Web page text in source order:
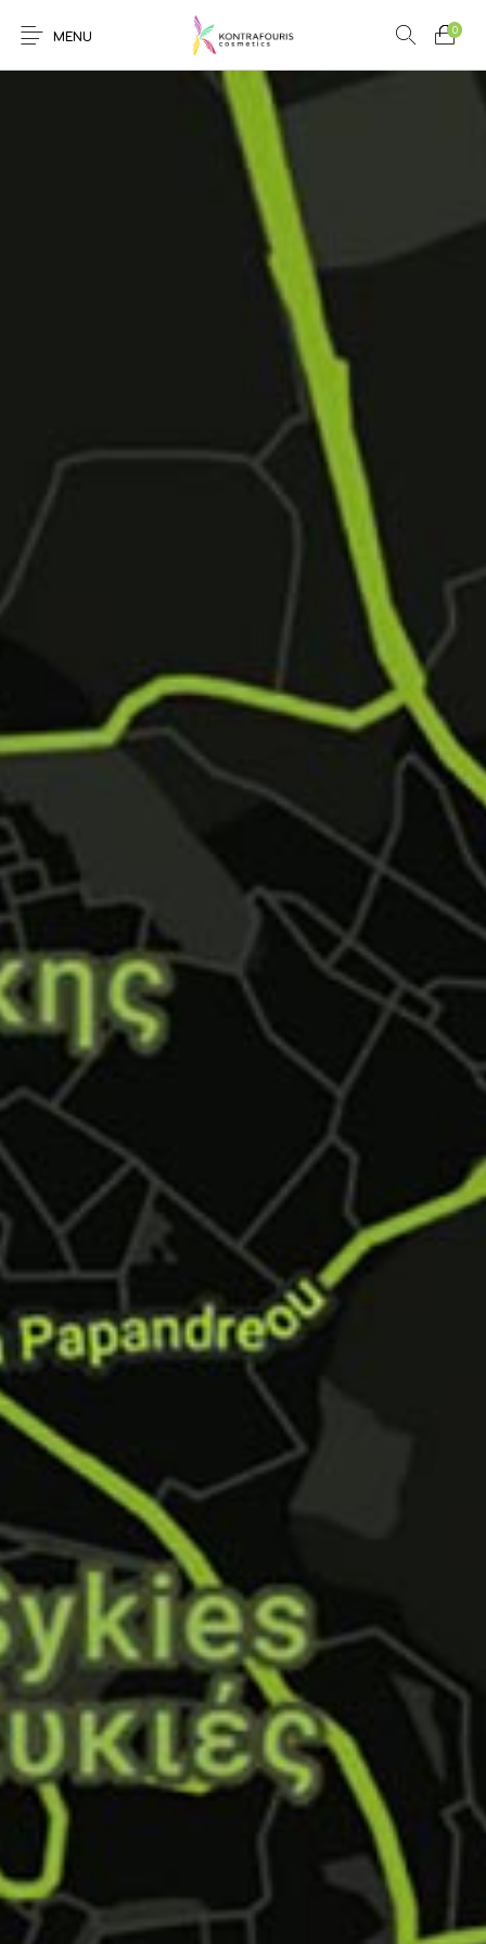
MENU
0